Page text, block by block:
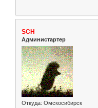
SCH
Администартер
Откуда: Омскосибирск